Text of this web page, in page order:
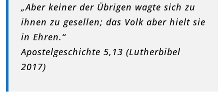
„Aber keiner der Übrigen wagte sich zu
ihnen zu gesellen; das Volk aber hielt sie
in Ehren.“
Apostelgeschichte 5,13 (Lutherbibel
2017)